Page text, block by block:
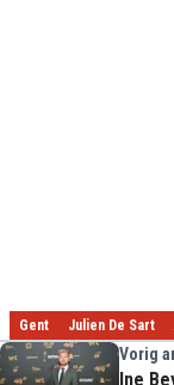
Gent Julien De Sart
Vorig
Ine